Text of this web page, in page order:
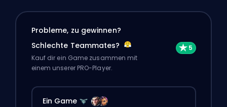
Probleme, zu gewinnen?
Schlechte Teammates?
Kauf dir ein Game zusammen mit
einem unserer PRO-Player.
Ein Game